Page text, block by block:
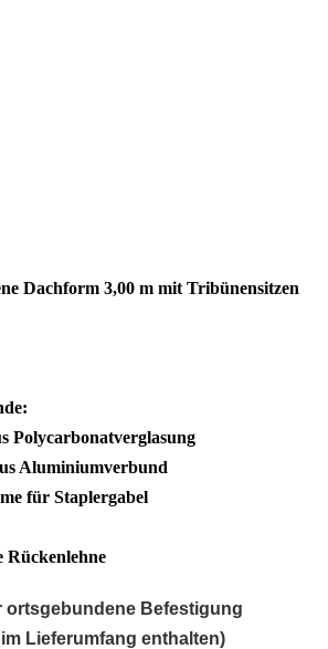
Dachform 3,00 m mit Tribünensitzen
Polycarbonatverglasung
Aluminiumverbund
für Staplergabel
Rückenlehne
ortsgebundene Befestigung
Lieferumfang enthalten)